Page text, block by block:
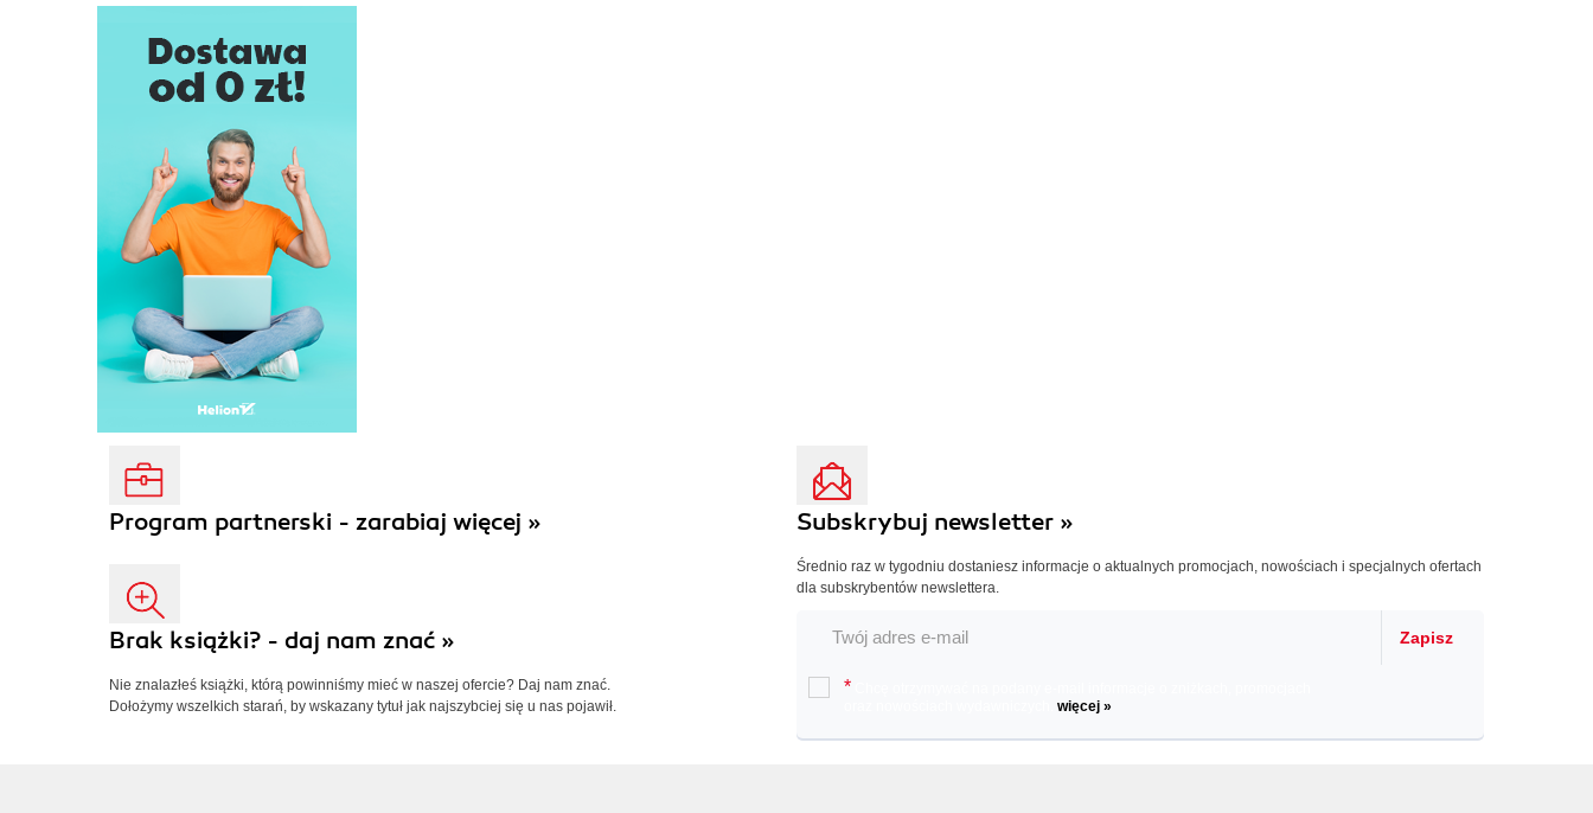
Program partnerski - zarabiaj więcej »
Brak książki? - daj nam znać »
Nie znalazłeś książki, którą powinniśmy mieć w naszej ofercie? Daj nam znać.
Dołożymy wszelkich starań, by wskazany tytuł jak najszybciej się u nas pojawił.
Subskrybuj newsletter »
Średnio raz w tygodniu dostaniesz informacje o aktualnych promocjach, nowościach i specjalnych ofertach
dla subskrybentów newslettera.
Zapisz
*
więcej »